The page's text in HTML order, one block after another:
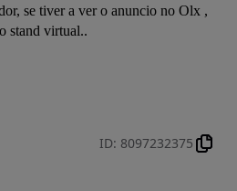
se tiver a ver o anuncio no Olx ,
stand virtual..
ID: 8097232375